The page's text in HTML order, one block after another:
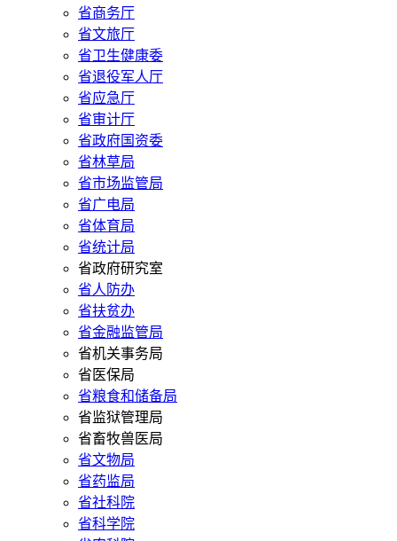
省商务厅
省文旅厅
省卫生健康委
省退役军人厅
省应急厅
省审计厅
省政府国资委
省林草局
省市场监管局
省广电局
省体育局
省统计局
省政府研究室
省人防办
省扶贫办
省金融监管局
省机关事务局
省医保局
省粮食和储备局
省监狱管理局
省畜牧兽医局
省文物局
省药监局
省社科院
省科学院